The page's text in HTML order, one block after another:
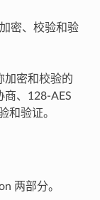
密、校验和验
加密和校验的
商、128-AES
和验证。
两部分。